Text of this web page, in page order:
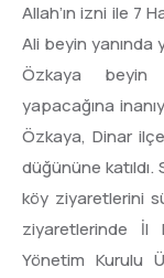
Allah’ın izni ile 7
Ali beyin yanında
Özkaya beyin
yapacağına
Özkaya, Dinar
düğününe katıldı.
köy ziyaretlerini
ziyaretlerinde İl
Yönetim Kurulu